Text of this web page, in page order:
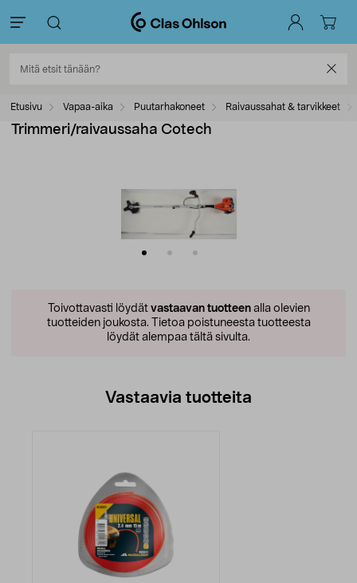
Etusivu Vapaa-aika Puutarhakoneet Raivaussahat & tarvikkeet
Trimmeri/raivaussaha Cotech
Toivottavasti löydät vastaavan tuotteenalla olevien
tuotteiden joukosta. Tietoa poistuneesta tuotteesta
löydät alempaa tältä sivulta.
Vastaavia tuotteita